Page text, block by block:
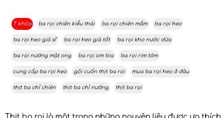
T khóa ba rọi chiên kiểu thái ba rọi chiên mắm ba rọi heo
ba rọi heo giá sỉ' ba rọi heo giá tốt ba rọi kho nước dừa
ba rọi nướng mật ong ba rọi om bia ba rọi rim tôm
cung cấp ba rọi heo gỏi cuốn thịt ba rọi mua ba rọi heo ở đâu
thịt ba chỉ chiên thịt ba chỉ nướng thịt ba rọi